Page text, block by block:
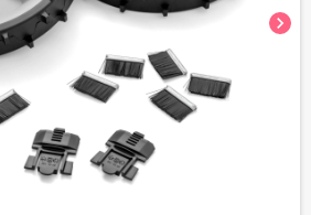
chevron_right